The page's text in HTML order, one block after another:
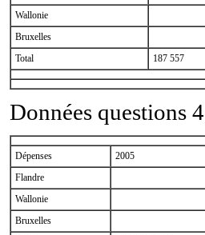
Wallonie
Bruxelles
Total
187 557
Données questions
Dépenses 2005
Flandre
Wallonie
Bruxelles